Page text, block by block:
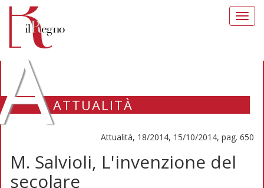
ATTUALITÀ
Attualità, 18/2014, 15/10/2014, pag. 650
M. Salvioli, L'invenzione del
secolare